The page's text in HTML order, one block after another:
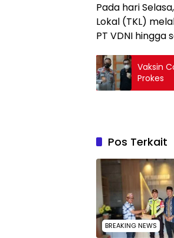
Pada hari
Lokal (TKL)
PT VDNI hingga
Vaksin
Prokes
Pos Terkait
BREAKING NEWS